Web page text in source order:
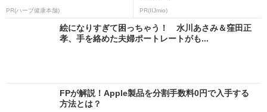
PR(ハーブ健康本舗) PR(IIJmio)
絵になりすぎて困っちゃう！ 水川あさみ＆窪田正
孝、手を絡めた夫婦ポートレートがも...
FPが解説！Apple製品を分割手数料0円で入手する
方法とは？